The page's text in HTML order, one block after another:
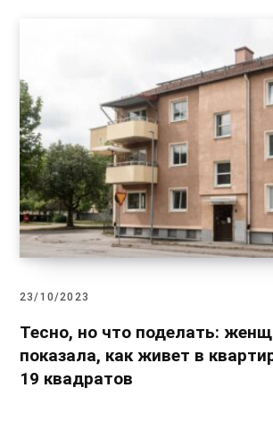
23/10/2023
Тесно, но что поделать:
показала, как живет в
19 квадратов